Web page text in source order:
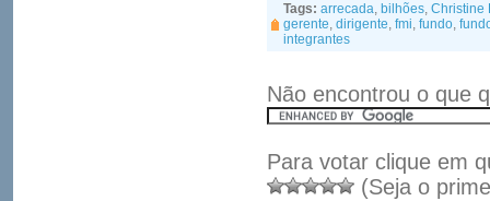
Tags: arrecada, bilhões, Christine
gerente, dirigente, fmi, fundo,
integrantes
Não encontrou o que
Para votar clique em
(Seja o